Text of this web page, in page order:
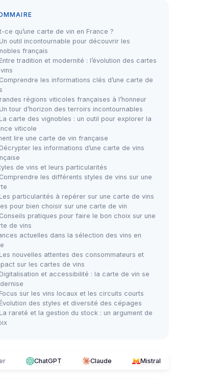
ce qu’une carte de vin en France ?
outil incontournable pour découvrir les
français
tradition et modernité : l’évolution des cartes
les informations clés d’une carte de
régions viticoles françaises à l’honneur
tour d’horizon des terroirs incontournables
carte des vignobles : un outil pour explorer la
viticole
lire une carte de vin française
les informations d’une carte de vins
de vins et leurs particularités
les différents styles de vins sur une
particularités à repérer sur une carte de vins
pour bien choisir sur une carte de vin
pratiques pour faire le bon choix sur une
de vins
actuelles dans la sélection des vins en
nouvelles attentes des consommateurs et
sur les cartes de vins
et accessibilité : la carte de vin se
sur les vins locaux et les circuits courts
des styles et diversité des cépages
rareté et la gestion du stock : un argument de
ChatGPT Claude Mistral